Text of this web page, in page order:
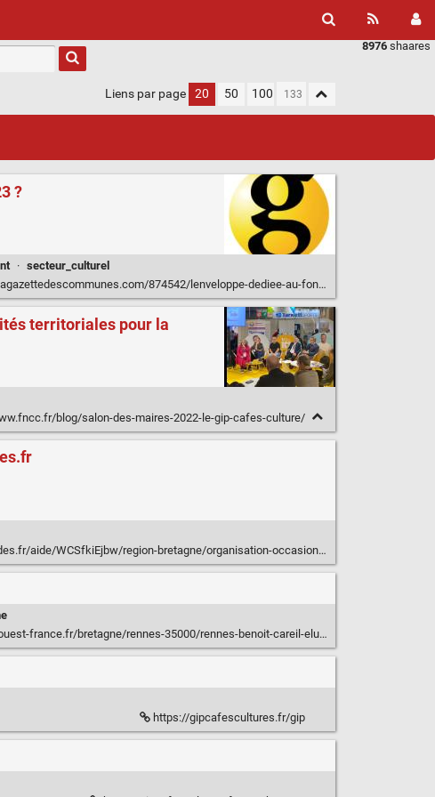
8976 shaares
Liens par page 20 50 100
?
· secteur_culturel
874542/lenveloppe-dediee-au-fonds-geres-par-le-gip-cafes-culture-sera-t-elle-augmentee-en-2023/
territoriales pour la
blog/salon-des-maires-2022-le-gip-cafes-culture/
region-bretagne/organisation-occasionnelle-de-spectacle-aide-a-l-emploi-artistique-en-bretagne-covid19.html
rennes-35000/rennes-benoit-careil-elu-president-du-gip-cafes-cultures-3b61175e-9787-11eb-88fe-d7588d2aa6f7
https://gipcafescultures.fr/gip